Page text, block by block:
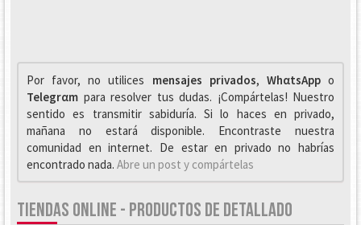
Por favor, no utilices mensajes privados, WhαtsAppo
Telegrαm para resolver tus dudas. ¡Compártelas! Nuestro
sentido es transmitir sabiduría. Si lo haces en privado,
mañana no estará disponible. Encontraste nuestra
comunidad en internet. De estar en privado no habrías
encontrado nada. Abre un post y compártelas
TIENDAS ONLINE - PRODUCTOS DE DETALLADO